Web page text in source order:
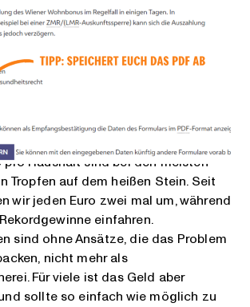
in deinem Haushalt wohnt. Zum
noch nach der Auszahlungsart (Bank
Dafür brauchst du dann noch die
oder Adresse.
erhalten, was jetzt?
pro Haushalt sind bei den meisten
Tropfen auf dem heißen Stein. Seit
wir jeden Euro zwei mal um, während
einfahren.
sind ohne Ansätze, die das Problem
nicht mehr als
Für viele ist das Geld aber
sollte so einfach wie möglich zu